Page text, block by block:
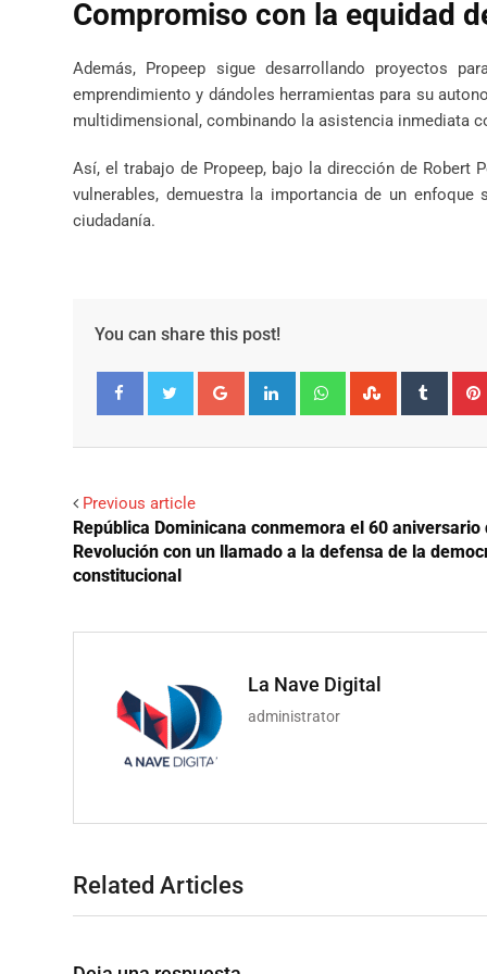
Compromiso con la equidad
Además, Propeep sigue desarrollando proyectos
emprendimiento y dándoles herramientas para su
multidimensional, combinando la asistencia inmediata
Así, el trabajo de Propeep, bajo la dirección de
vulnerables, demuestra la importancia de un
ciudadanía.
You can share this post!
Google+ LinkedIn Whatsapp
Previous article
República Dominicana conmemora el 60 aniversario
Revolución con un llamado a la defensa de la
constitucional
La Nave Digital
administrator
Related Articles